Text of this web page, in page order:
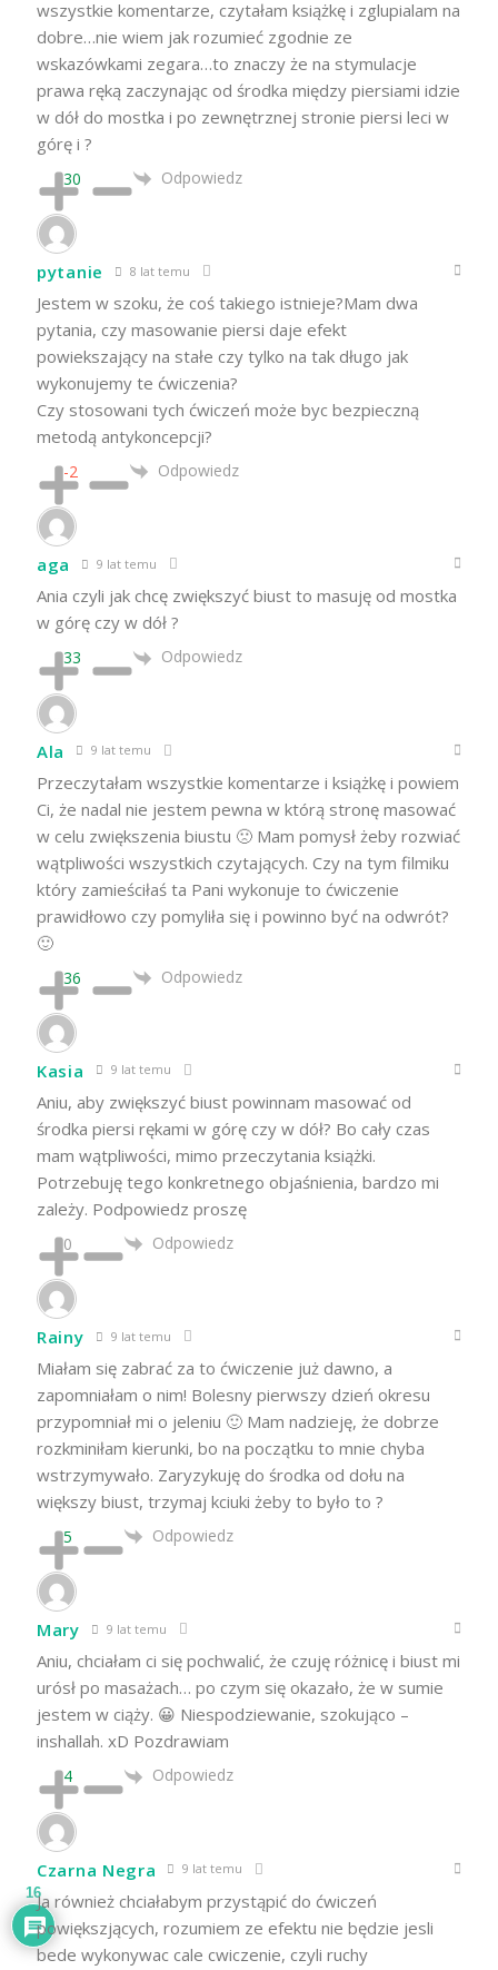
wszystkie komentarze, czytałam książkę i zglupialam na
dobre…nie wiem jak rozumieć zgodnie ze
wskazówkami zegara…to znaczy że na stymulacje
prawa ręką zaczynając od środka między piersiami idzie
w dół do mostka i po zewnętrznej stronie piersi leci w
górę i ?
30 Odpowiedz
pytanie 8 lat temu
Jestem w szoku, że coś takiego istnieje?Mam dwa
pytania, czy masowanie piersi daje efekt
powiekszający na stałe czy tylko na tak długo jak
wykonujemy te ćwiczenia?
Czy stosowani tych ćwiczeń może byc bezpieczną
metodą antykoncepcji?
-2 Odpowiedz
aga 9 lat temu
Ania czyli jak chcę zwiększyć biust to masuję od mostka
w górę czy w dół ?
33 Odpowiedz
Ala 9 lat temu
Przeczytałam wszystkie komentarze i książkę i powiem
Ci, że nadal nie jestem pewna w którą stronę masować
w celu zwiększenia biustu 🙁 Mam pomysł żeby rozwiać
wątpliwości wszystkich czytających. Czy na tym filmiku
który zamieściłaś ta Pani wykonuje to ćwiczenie
prawidłowo czy pomyliła się i powinno być na odwrót?
🙂
36 Odpowiedz
Kasia 9 lat temu
Aniu, aby zwiększyć biust powinnam masować od
środka piersi rękami w górę czy w dół? Bo cały czas
mam wątpliwości, mimo przeczytania książki.
Potrzebuję tego konkretnego objaśnienia, bardzo mi
zależy. Podpowiedz proszę
0 Odpowiedz
Rainy 9 lat temu
Miałam się zabrać za to ćwiczenie już dawno, a
zapomniałam o nim! Bolesny pierwszy dzień okresu
przypomniał mi o jeleniu 🙂 Mam nadzieję, że dobrze
rozkminiłam kierunki, bo na początku to mnie chyba
wstrzymywało. Zaryzykuję do środka od dołu na
większy biust, trzymaj kciuki żeby to było to ?
5 Odpowiedz
Mary 9 lat temu
Aniu, chciałam ci się pochwalić, że czuję różnicę i biust mi
urósł po masażach… po czym się okazało, że w sumie
jestem w ciąży. 😀 Niespodziewanie, szokująco –
inshallah. xD Pozdrawiam
4 Odpowiedz
Czarna Negra 9 lat temu
Ja również chciałabym przystąpić do ćwiczeń
powiększjących, rozumiem ze efektu nie będzie jesli
bede wykonywac cale cwiczenie, czyli ruchy
16